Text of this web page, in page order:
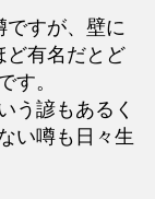
ですが、壁に
ど有名だとど
す。
う諺もあるく
い噂も日々生